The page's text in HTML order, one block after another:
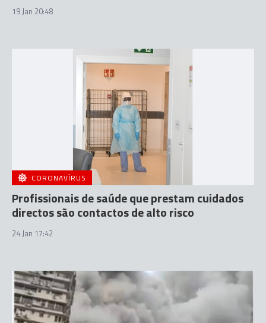
19 Jan 20:48
CORONAVÍRUS
Profissionais de saúde que prestam cuidados
directos são contactos de alto risco
24 Jan 17:42